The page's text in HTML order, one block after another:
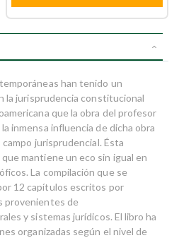
han tenido un
la jurisprudencia constitucional
que la obra del profesor
inmensa influencia de dicha obra
jurisprudencial. Ésta
mantiene un eco sin igual en
La compilación que se
12 capítulos escritos por
provenientes de
y sistemas jurídicos. El libro ha
organizadas según el nivel de